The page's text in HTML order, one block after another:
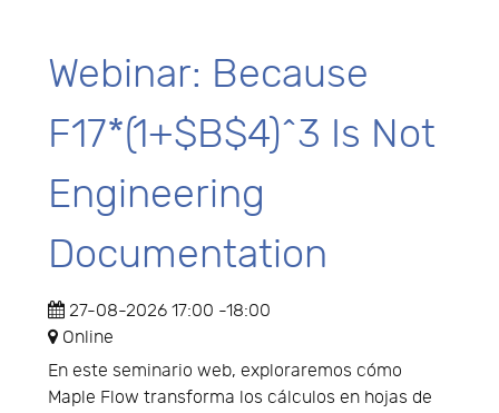
Webinar: Because
F17*(1+$B$4)^3 Is Not
Engineering
Documentation
27-08-2026 17:00 -18:00
Online
En este seminario web, exploraremos cómo
Maple Flow transforma los cálculos en hojas de